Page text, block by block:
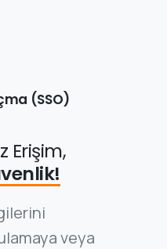
(SSO)
Erişim,
veya